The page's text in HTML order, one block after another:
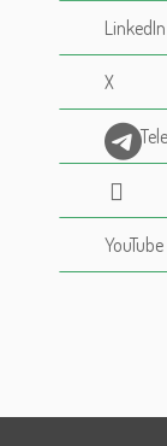
LinkedIn
X
YouTube